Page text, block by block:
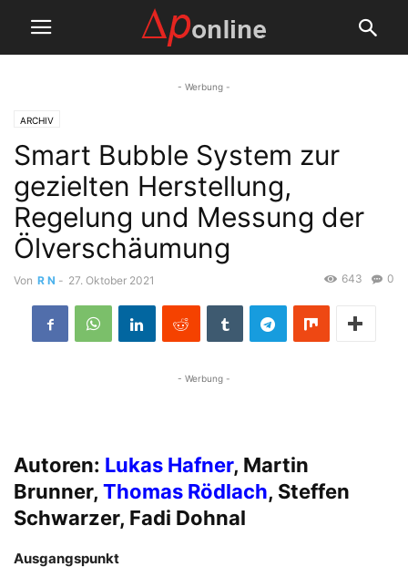
- Werbung -
ARCHIV
Smart Bubble System zur
gezielten Herstellung,
Regelung und Messung der
Ölverschäumung
Von R N - 27. Oktober 2021 0
643
- Werbung -
Autoren: Lukas Hafner, Martin
Brunner, Thomas Rödlach, Steffen
Schwarzer, Fadi Dohnal
Ausgangspunkt